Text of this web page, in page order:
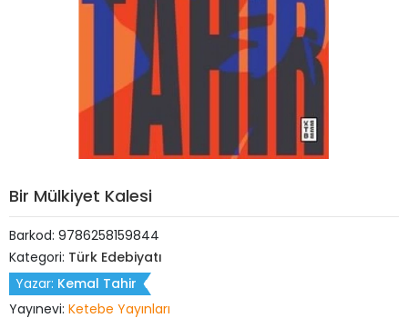
Bir Mülkiyet Kalesi
Barkod: 9786258159844
Kategori: Türk Edebiyatı
Yazar: Kemal Tahir
Yayınevi: Ketebe Yayınları